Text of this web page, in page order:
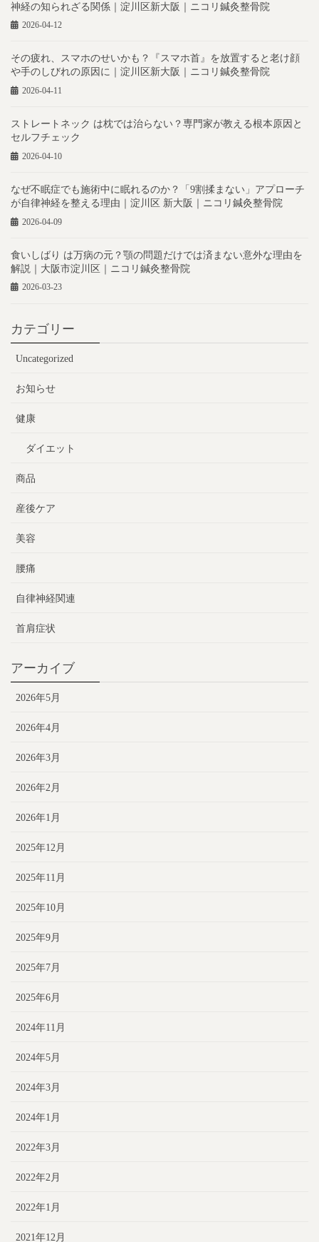
神経の知られざる関係｜淀川区新大阪｜ニコリ鍼灸整骨院
2026-04-12
その疲れ、スマホのせいかも？『スマホ首』を放置すると老け顔
や手のしびれの原因に｜淀川区新大阪｜ニコリ鍼灸整骨院
2026-04-11
ストレートネック は枕では治らない？専門家が教える根本原因と
セルフチェック
2026-04-10
なぜ不眠症でも施術中に眠れるのか？「9割揉まない」アプローチ
が自律神経を整える理由｜淀川区 新大阪｜ニコリ鍼灸整骨院
2026-04-09
食いしばり は万病の元？顎の問題だけでは済まない意外な理由を
解説｜大阪市淀川区｜ニコリ鍼灸整骨院
2026-03-23
カテゴリー
Uncategorized
お知らせ
健康
ダイエット
商品
産後ケア
美容
腰痛
自律神経関連
首肩症状
アーカイブ
2026年5月
2026年4月
2026年3月
2026年2月
2026年1月
2025年12月
2025年11月
2025年10月
2025年9月
2025年7月
2025年6月
2024年11月
2024年5月
2024年3月
2024年1月
2022年3月
2022年2月
2022年1月
2021年12月